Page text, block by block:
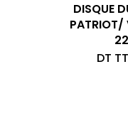
DISQUE
PATRIOT/
DT